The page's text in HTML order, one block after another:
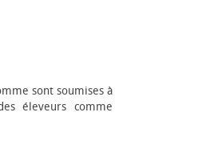
sont soumises à
éleveurs comme